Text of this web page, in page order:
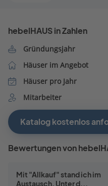
hebelHAUS in Zahlen
Gründungsjahr
Häuser im Angebot
Häuser pro Jahr
Mitarbeiter
Katalog kostenlos
Bewertungen von
Mit "Allkauf" stand ich im
Austausch. Unter d...